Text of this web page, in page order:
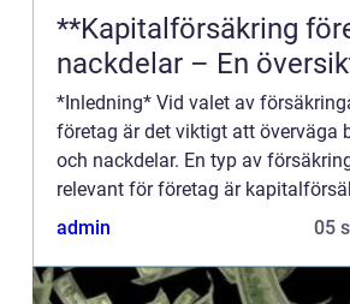
**Kapitalförsäkring
nackdelar – En
*Inledning* Vid valet av
företag är det viktigt att överväga
och nackdelar. En typ av
relevant för företag är
artikel kommer att analysera
admin 05